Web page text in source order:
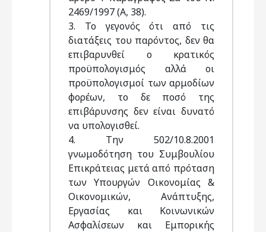
2469/1997 (Α, 38).
3. Το γεγονός ότι από τις
διατάξεις του παρόντος, δεν θα
επιβαρυνθεί ο κρατικός
προϋπολογισμός αλλά οι
προϋπολογισμοί των αρμοδίων
φορέων, το δε ποσό της
επιβάρυνσης δεν είναι δυνατό
να υπολογισθεί.
4. Την 502/10.8.2001
γνωμοδότηση του Συμβουλίου
Επικράτειας μετά από πρόταση
των Υπουργών Οικονομίας &
Οικονομικών, Ανάπτυξης,
Εργασίας και Κοινωνικών
Ασφαλίσεων και Εμπορικής